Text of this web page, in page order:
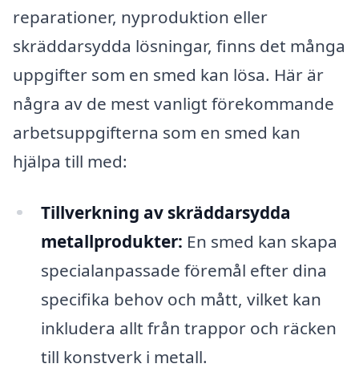
reparationer, nyproduktion eller
skräddarsydda lösningar, finns det många
uppgifter som en smed kan lösa. Här är
några av de mest vanligt förekommande
arbetsuppgifterna som en smed kan
hjälpa till med:
Tillverkning av skräddarsydda
metallprodukter: En smed kan skapa
specialanpassade föremål efter dina
specifika behov och mått, vilket kan
inkludera allt från trappor och räcken
till konstverk i metall.